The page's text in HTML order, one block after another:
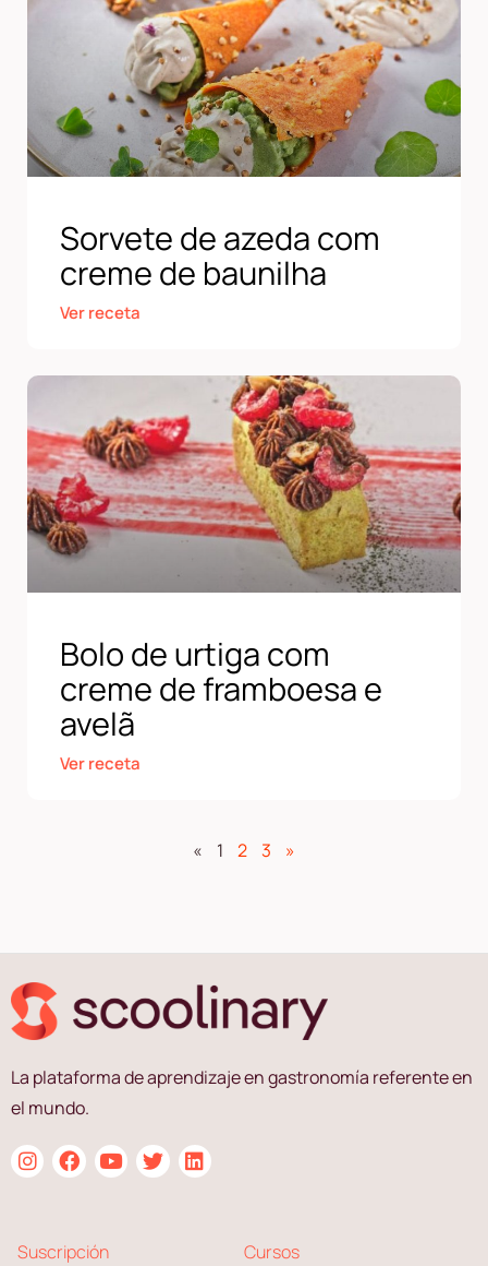
Sorvete de azeda com
creme de baunilha
Ver receta
Bolo de urtiga com
creme de framboesa e
avelã
Ver receta
« 1 2 3 »
La plataforma de aprendizaje en gastronomía referente en
el mundo.
Suscripción Cursos